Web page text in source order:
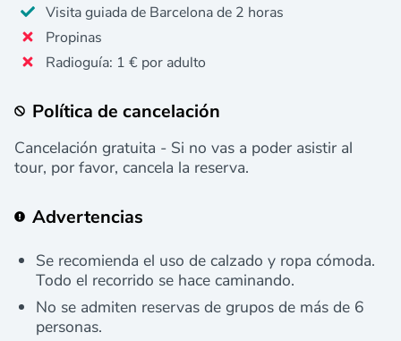
Visita guiada de Barcelona de 2 horas
Propinas
Radioguía: 1 € por adulto
Política de cancelación
Cancelación gratuita - Si no vas a poder asistir al
tour, por favor, cancela la reserva.
Advertencias
Se recomienda el uso de calzado y ropa cómoda.
Todo el recorrido se hace caminando.
No se admiten reservas de grupos de más de 6
personas.